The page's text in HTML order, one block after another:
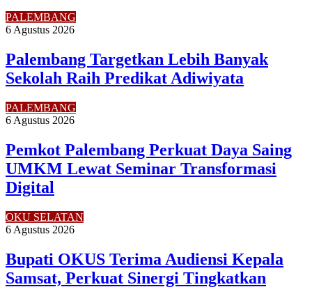
PALEMBANG
6 Agustus 2026
Palembang Targetkan Lebih Banyak
Sekolah Raih Predikat Adiwiyata
PALEMBANG
6 Agustus 2026
Pemkot Palembang Perkuat Daya Saing
UMKM Lewat Seminar Transformasi
Digital
OKU SELATAN
6 Agustus 2026
Bupati OKUS Terima Audiensi Kepala
Samsat, Perkuat Sinergi Tingkatkan